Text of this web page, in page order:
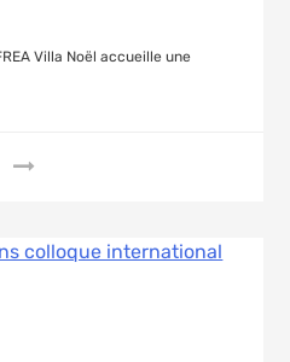
Villa Noël accueille une